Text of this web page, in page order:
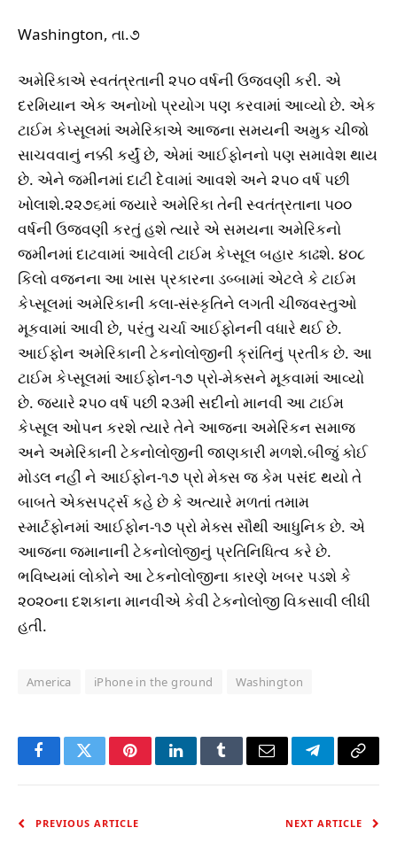
Washington, તા.૭
અમેરિકાએ સ્વતંત્રતાની ૨૫૦ વર્ષની ઉજવણી કરી. એ
દરમિયાન એક અનોખો પ્રયોગ પણ કરવામાં આવ્યો છે. એક
ટાઈમ કેપ્સૂલમાં અમેરિકાએ આજના સમયની અમુક ચીજો
સાચવવાનું નક્કી કર્યું છે, એમાં આઈફોનનો પણ સમાવેશ થાય
છે. એને જમીનમાં દાટી દેવામાં આવશે અને ૨૫૦ વર્ષ પછી
ખોલાશે.૨૨૭૬માં જ્યારે અમેરિકા તેની સ્વતંત્રતાના ૫૦૦
વર્ષની ઉજવણી કરતું હશે ત્યારે એ સમયના અમેરિકનો
જમીનમાં દાટવામાં આવેલી ટાઈમ કેપ્સૂલ બહાર કાઢશે. ૪૦૮
કિલો વજનના આ ખાસ પ્રકારના ડબ્બામાં એટલે કે ટાઈમ
કેપ્સૂલમાં અમેરિકાની કલા-સંસ્કૃતિને લગતી ચીજવસ્તુઓ
મૂકવામાં આવી છે, પરંતુ ચર્ચા આઈફોનની વધારે થઈ છે.
આઈફોન અમેરિકાની ટેકનોલોજીની ક્રાંતિનું પ્રતીક છે. આ
ટાઈમ કેપ્સૂલમાં આઈફોન-૧૭ પ્રો-મેક્સને મૂકવામાં આવ્યો
છે. જ્યારે ૨૫૦ વર્ષ પછી ૨૩મી સદીનો માનવી આ ટાઈમ
કેપ્સૂલ ઓપન કરશે ત્યારે તેને આજના અમેરિકન સમાજ
અને અમેરિકાની ટેકનોલોજીની જાણકારી મળશે.બીજું કોઈ
મોડલ નહીં ને આઈફોન-૧૭ પ્રો મેક્સ જ કેમ પસંદ થયો તે
બાબતે એક્સપટ્‌ર્સ કહે છે કે અત્યારે મળતાં તમામ
સ્માર્ટફોનમાં આઈફોન-૧૭ પ્રો મેક્સ સૌથી આધુનિક છે. એ
આજના જમાનાની ટેકનોલોજીનું પ્રતિનિધિત્વ કરે છે.
ભવિષ્યમાં લોકોને આ ટેકનોલોજીના કારણે ખબર પડશે કે
૨૦૨૦ના દશકાના માનવીએ કેવી ટેકનોલોજી વિકસાવી લીધી
હતી.
America iPhone in the ground Washington
FacebookTwitterPinterestLinkedInTumblrEmail TelegramCopy
PREVIOUS ARTICLE NEXT ARTICLE